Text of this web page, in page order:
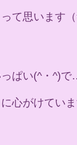
て思います（
ぱい(^・^)で
心がけていま